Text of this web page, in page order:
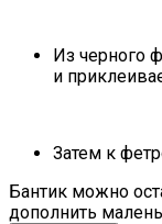
Из черного
и
Затем к
Бантик можно
дополнить